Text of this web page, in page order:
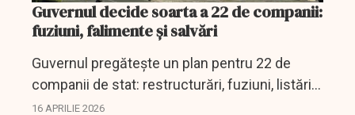
Guvernul decide soarta a 22 de companii:
fuziuni, falimente și salvări
Guvernul pregătește un plan pentru 22 de
companii de stat: restructurări, fuziuni, listări
la bursă și falimente controlate până în 2026.
16 APRILIE 2026